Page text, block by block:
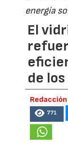
energía
El
de
771